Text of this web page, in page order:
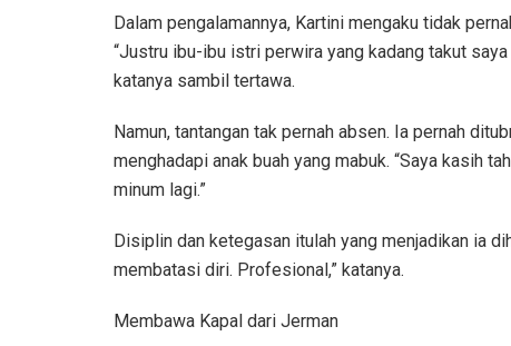
Dalam pengalamannya, Kartini mengaku tidak
“Justru ibu-ibu istri perwira yang kadang takut
katanya sambil tertawa.
Namun, tantangan tak pernah absen. Ia pernah
menghadapi anak buah yang mabuk. “Saya kasih
minum lagi.”
Disiplin dan ketegasan itulah yang menjadikan ia
membatasi diri. Profesional,” katanya.
Membawa Kapal dari Jerman